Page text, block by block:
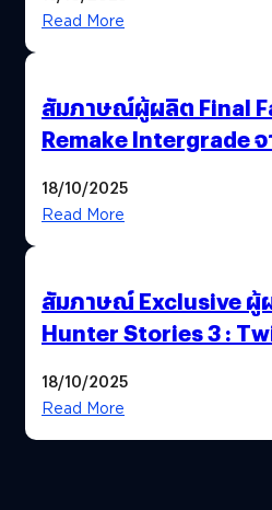
พาณิชย์ร่วมชูความสำเร็จ
Read More
สัมภาษณ์ผู้ผลิต Final
Remake Intergrade จ
18/10/2025
Read More
สัมภาษณ์ Exclusive ผู้
Hunter Stories 3 :
สวยฉ่ำ !
18/10/2025
Read More